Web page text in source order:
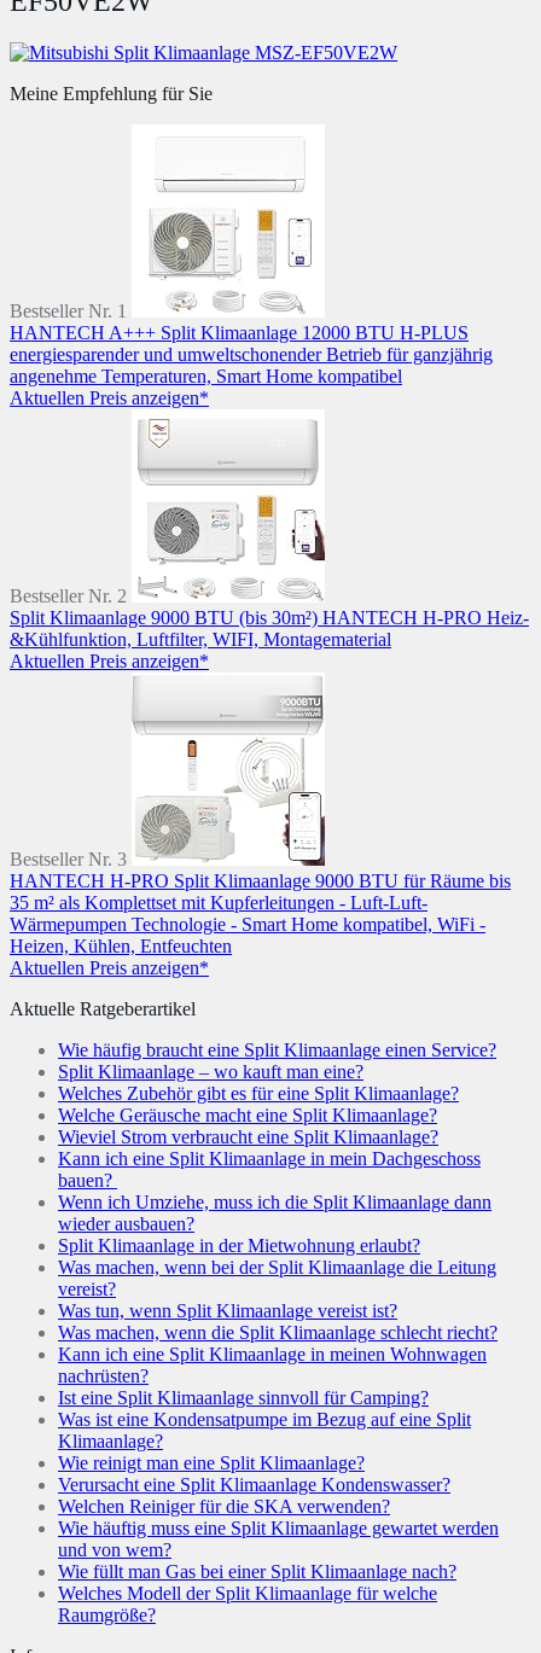
Meine Empfehlung für Sie
Bestseller Nr. 1
HANTECH A+++ Split Klimaanlage 12000 BTU H-PLUS
energiesparender und umweltschonender Betrieb für ganzjährig
angenehme Temperaturen, Smart Home kompatibel
Aktuellen Preis anzeigen*
Bestseller Nr. 2
Split Klimaanlage 9000 BTU (bis 30m²) HANTECH H-PRO Heiz-
&Kühlfunktion, Luftfilter, WIFI, Montagematerial
Aktuellen Preis anzeigen*
Bestseller Nr. 3
HANTECH H-PRO Split Klimaanlage 9000 BTU für Räume bis
35 m² als Komplettset mit Kupferleitungen - Luft-Luft-
Wärmepumpen Technologie - Smart Home kompatibel, WiFi -
Heizen, Kühlen, Entfeuchten
Aktuellen Preis anzeigen*
Aktuelle Ratgeberartikel
Wie häufig braucht eine Split Klimaanlage einen Service?
Split Klimaanlage – wo kauft man eine?
Welches Zubehör gibt es für eine Split Klimaanlage?
Welche Geräusche macht eine Split Klimaanlage?
Wieviel Strom verbraucht eine Split Klimaanlage?
Kann ich eine Split Klimaanlage in mein Dachgeschoss
bauen?
Wenn ich Umziehe, muss ich die Split Klimaanlage dann
wieder ausbauen?
Split Klimaanlage in der Mietwohnung erlaubt?
Was machen, wenn bei der Split Klimaanlage die Leitung
vereist?
Was tun, wenn Split Klimaanlage vereist ist?
Was machen, wenn die Split Klimaanlage schlecht riecht?
Kann ich eine Split Klimaanlage in meinen Wohnwagen
nachrüsten?
Ist eine Split Klimaanlage sinnvoll für Camping?
Was ist eine Kondensatpumpe im Bezug auf eine Split
Klimaanlage?
Wie reinigt man eine Split Klimaanlage?
Verursacht eine Split Klimaanlage Kondenswasser?
Welchen Reiniger für die SKA verwenden?
Wie häuftig muss eine Split Klimaanlage gewartet werden
und von wem?
Wie füllt man Gas bei einer Split Klimaanlage nach?
Welches Modell der Split Klimaanlage für welche
Raumgröße?